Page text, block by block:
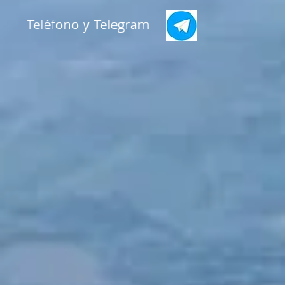
y Telegram